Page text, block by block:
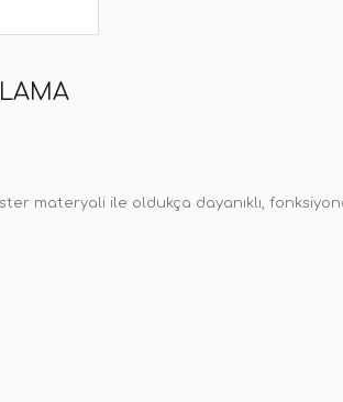
materyali ile oldukça dayanıklı,